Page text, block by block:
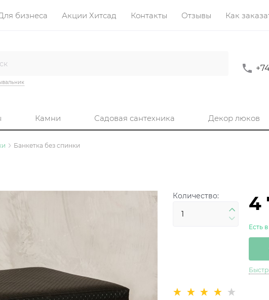
бизнеса Акции Хитсад Контакты Отзывы Как
Камни Садовая сантехника Декор люков
Банкетка без спинки
Количество: 4
Есть